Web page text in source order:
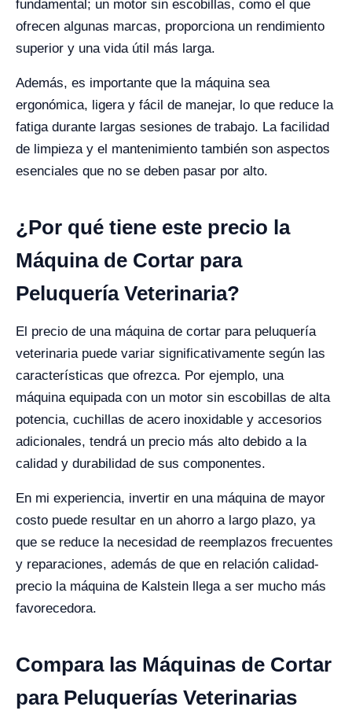
fundamental; un motor sin escobillas, como el que
ofrecen algunas marcas, proporciona un rendimiento
superior y una vida útil más larga.
Además, es importante que la máquina sea
ergonómica, ligera y fácil de manejar, lo que reduce la
fatiga durante largas sesiones de trabajo. La facilidad
de limpieza y el mantenimiento también son aspectos
esenciales que no se deben pasar por alto​.
¿Por qué tiene este precio la
Máquina de Cortar para
Peluquería Veterinaria?
El precio de una máquina de cortar para peluquería
veterinaria puede variar significativamente según las
características que ofrezca. Por ejemplo, una
máquina equipada con un motor sin escobillas de alta
potencia, cuchillas de acero inoxidable y accesorios
adicionales, tendrá un precio más alto debido a la
calidad y durabilidad de sus componentes.
En mi experiencia, invertir en una máquina de mayor
costo puede resultar en un ahorro a largo plazo, ya
que se reduce la necesidad de reemplazos frecuentes
y reparaciones​, además de que en relación calidad-
precio la máquina de Kalstein llega a ser mucho más
favorecedora.
Compara las Máquinas de Cortar
para Peluquerías Veterinarias